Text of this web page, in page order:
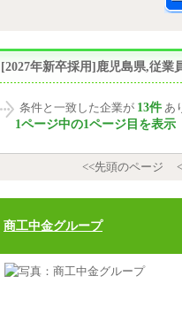
[2027年新卒採用]鹿児島県,従業
条件と一致した企業が 13件 あ
1ページ中の1ページ目を表示
<<先頭のページ
商工中金グループ